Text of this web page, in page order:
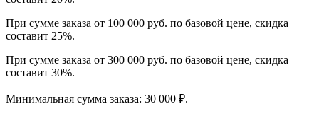
При сумме заказа от 100 000 руб. по базовой цене, скидка
составит 25%.
При сумме заказа от 300 000 руб. по базовой цене, скидка
составит 30%.
Минимальная сумма заказа: 30 000 ₽.